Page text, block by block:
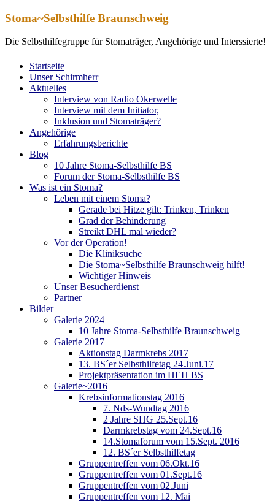
Zum
springen
Stoma~Selbsthilfe Braunschweig
Die Selbsthilfegruppe für Stomaträger, Angehörige und Interssierte!
Startseite
Unser Schirmherr
Aktuelles
Interview von Radio Okerwelle
Interview mit dem Initiator,
Inklusion und Stomaträger?
Angehörige
Erfahrungsberichte
Blog
10 Jahre Stoma-Selbsthilfe BS
Forum der Stoma-Selbsthilfe BS
Was ist ein Stoma?
Leben mit einem Stoma?
Gerade bei Hitze gilt: Trinken, Trinken
Grad der Behinderung
Streikt DHL mal wieder?
Vor der Operation!
Die Kliniksuche
Die Stoma~Selbsthilfe Braunschweig hilft!
Wichtiger Hinweis
Unser Besucherdienst
Partner
Bilder
Galerie 2024
10 Jahre Stoma-Selbsthilfe Braunschweig
Galerie 2017
Aktionstag Darmkrebs 2017
13. BS´er Selbsthilfetag 24.Juni.17
Projektpräsentation im HEH BS
Galerie~2016
Krebsinformationstag 2016
7. Nds-Wundtag 2016
2 Jahre SHG 25.Sept.16
Darmkrebstag vom 24.Sept.16
14.Stomaforum vom 15.Sept. 2016
12. BS´er Selbsthilfetag
Gruppentreffen vom 06.Okt.16
Gruppentreffen vom 01.Sept.16
Gruppentreffen vom 02.Juni
Gruppentreffen vom 12. Mai